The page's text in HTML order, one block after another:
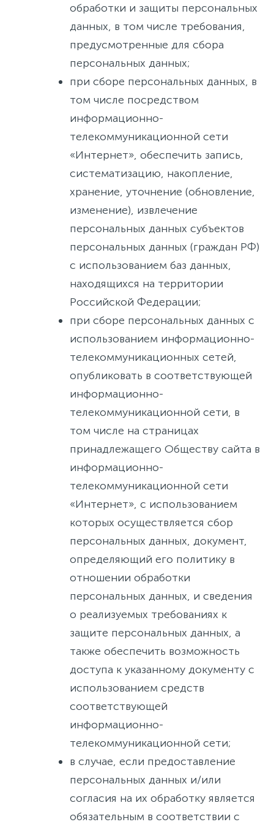
обработки и защиты персональных
данных, в том числе требования,
предусмотренные для сбора
персональных данных;
при сборе персональных данных, в
том числе посредством
информационно-
телекоммуникационной сети
«Интернет», обеспечить запись,
систематизацию, накопление,
хранение, уточнение (обновление,
изменение), извлечение
персональных данных субъектов
персональных данных (граждан РФ)
с использованием баз данных,
находящихся на территории
Российской Федерации;
при сборе персональных данных с
использованием информационно-
телекоммуникационных сетей,
опубликовать в соответствующей
информационно-
телекоммуникационной сети, в
том числе на страницах
принадлежащего Обществу сайта в
информационно-
телекоммуникационной сети
«Интернет», с использованием
которых осуществляется сбор
персональных данных, документ,
определяющий его политику в
отношении обработки
персональных данных, и сведения
о реализуемых требованиях к
защите персональных данных, а
также обеспечить возможность
доступа к указанному документу с
использованием средств
соответствующей
информационно-
телекоммуникационной сети;
в случае, если предоставление
персональных данных и/или
согласия на их обработку является
обязательным в соответствии с